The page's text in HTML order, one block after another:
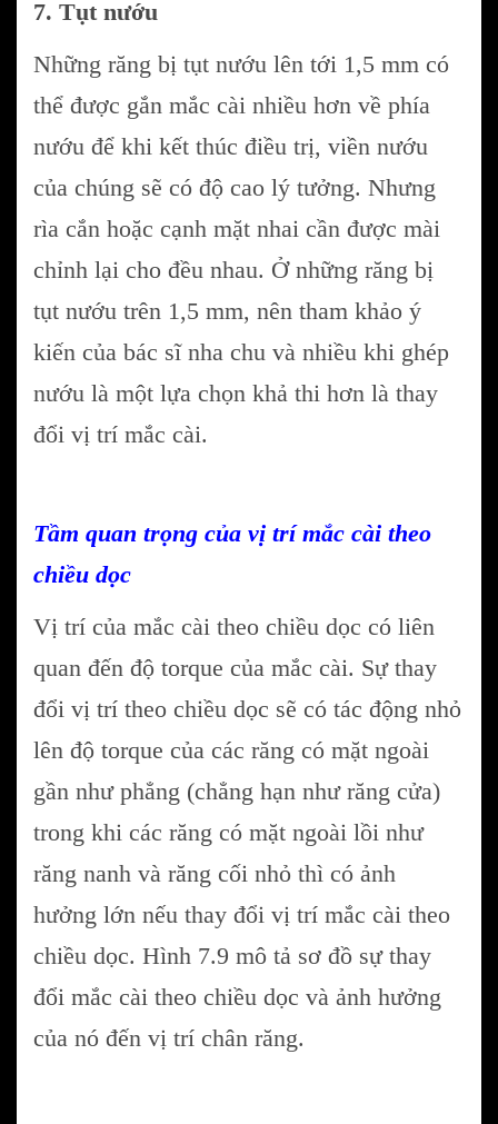
7. Tụt nướu
Những răng bị tụt nướu lên tới 1,5 mm có
thể được gắn mắc cài nhiều hơn về phía
nướu để khi kết thúc điều trị, viền nướu
của chúng sẽ có độ cao lý tưởng. Nhưng
rìa cắn hoặc cạnh mặt nhai cần được mài
chỉnh lại cho đều nhau. Ở những răng bị
tụt nướu trên 1,5 mm, nên tham khảo ý
kiến của bác sĩ nha chu và nhiều khi ghép
nướu là một lựa chọn khả thi hơn là thay
đổi vị trí mắc cài.
Tầm quan trọng của vị trí mắc cài theo
chiều dọc
Vị trí của mắc cài theo chiều dọc có liên
quan đến độ torque của mắc cài. Sự thay
đổi vị trí theo chiều dọc sẽ có tác động nhỏ
lên độ torque của các răng có mặt ngoài
gần như phẳng (chẳng hạn như răng cửa)
trong khi các răng có mặt ngoài lồi như
răng nanh và răng cối nhỏ thì có ảnh
hưởng lớn nếu thay đổi vị trí mắc cài theo
chiều dọc. Hình 7.9 mô tả sơ đồ sự thay
đổi mắc cài theo chiều dọc và ảnh hưởng
của nó đến vị trí chân răng.